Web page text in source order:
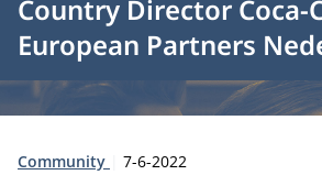
Country Director Coca-
European Partners
Type:
Community Publicatiedatum:
7-6-2022